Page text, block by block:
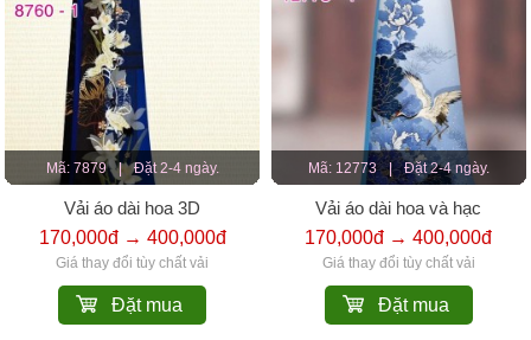
Mã: 7879 | Đặt 2-4 ngày.
Vải áo dài hoa 3D
170,000đ → 400,000đ
Giá thay đổi tùy chất vải
Đặt mua
Mã: 12773 | Đặt 2-4 ngày.
Vải áo dài hoa và hạc
170,000đ → 400,000đ
Giá thay đổi tùy chất vải
Đặt mua